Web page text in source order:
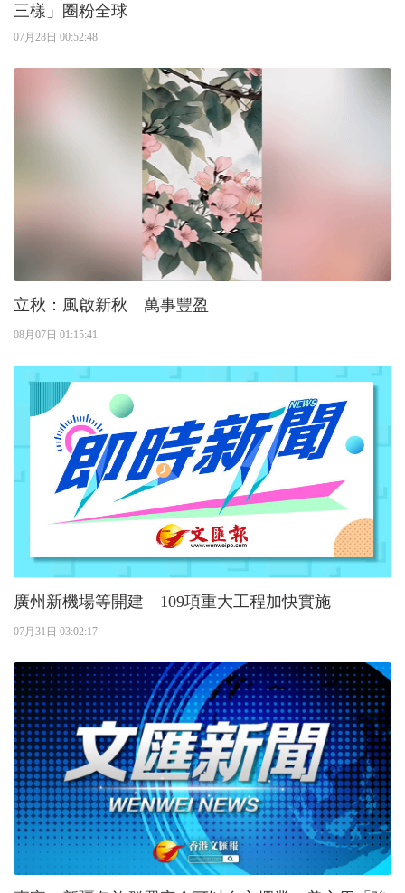
三樣」圈粉全球
07月28日 00:52:48
立秋：風啟新秋 萬事豐盈
08月07日 01:15:41
廣州新機場等開建 109項重大工程加快實施
07月31日 03:02:17